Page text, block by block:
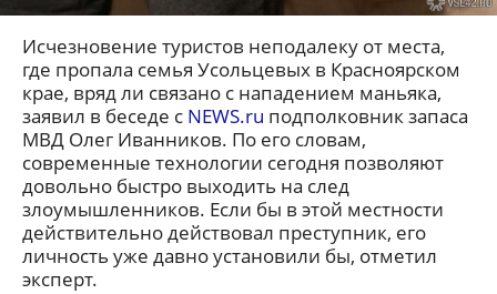
Исчезновение туристов неподалеку от места,
где пропала семья Усольцевых в Красноярском
крае, вряд ли связано с нападением маньяка,
заявил в беседе с NEWS.ru подполковник запаса
МВД Олег Иванников. По его словам,
современные технологии сегодня позволяют
довольно быстро выходить на след
злоумышленников. Если бы в этой местности
действительно действовал преступник, его
личность уже давно установили бы, отметил
эксперт.